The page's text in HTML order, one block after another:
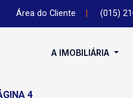
Área do Cliente (015)
A IMOBILIÁRIA
4